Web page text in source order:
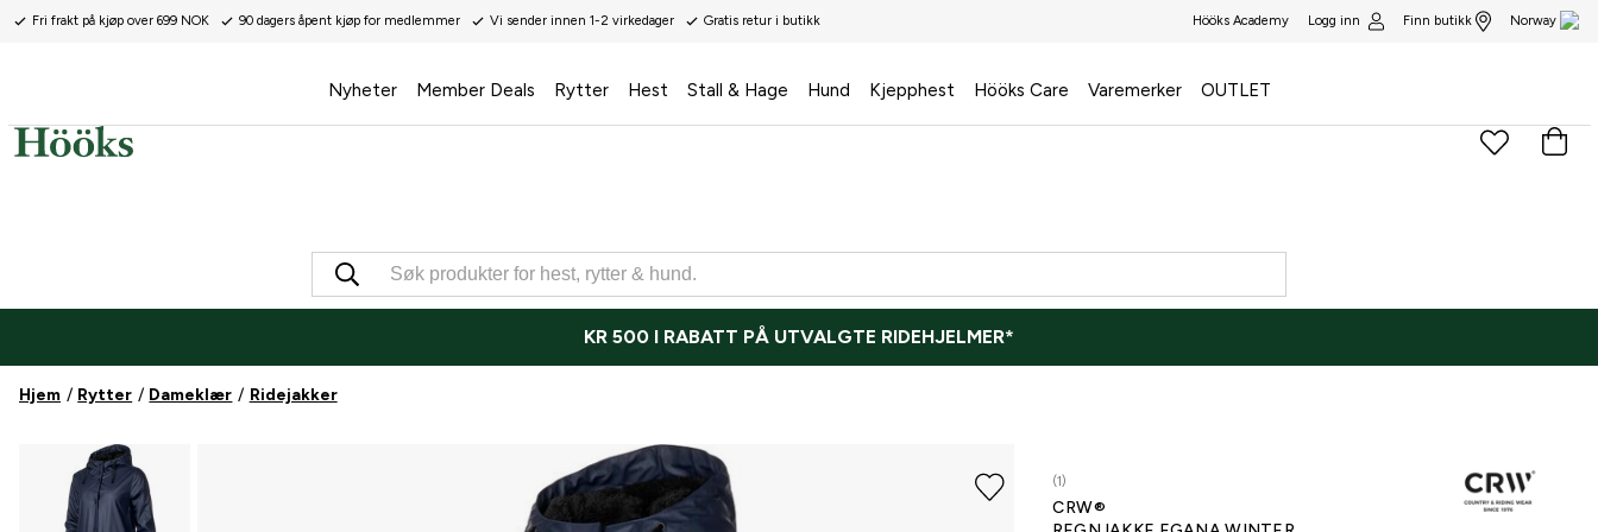
Fri frakt på kjøp over 699 NOK 90 dagers åpent kjøp for medlemmer Vi sender innen 1-2 virkedager Gratis retur i butikk Hööks Academy Logg inn Finn butikk Norway
Nyheter Member Deals Rytter Hest Stall & Hage Hund Kjepphest Hööks Care Varemerker OUTLET
KR 500 I RABATT PÅ UTVALGTE RIDEHJELMER*
Hjem Rytter Dameklær Ridejakker
(1)
CRW®